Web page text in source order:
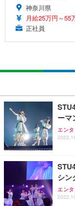
神奈川県
月給25万円～55
正社員
ーマ
エン
シン
エン